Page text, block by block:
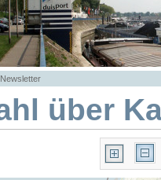
Newsletter
über